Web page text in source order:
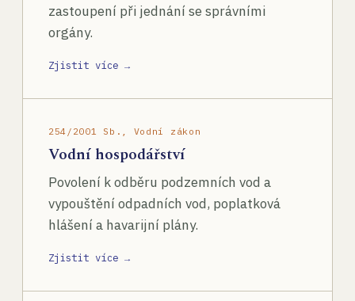
zastoupení při jednání se správními
orgány.
Zjistit více →
254/2001 Sb., Vodní zákon
Vodní hospodářství
Povolení k odběru podzemních vod a
vypouštění odpadních vod, poplatková
hlášení a havarijní plány.
Zjistit více →